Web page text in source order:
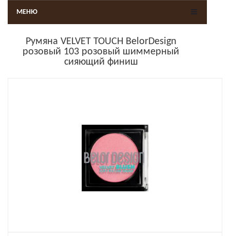
МЕНЮ
Румяна VELVET TOUCH BelorDesign
розовый 103 розовый шиммерный
сияющий финиш